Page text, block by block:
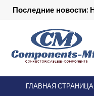
Последние новости:
ГЛАВНАЯ СТРАНИЦА